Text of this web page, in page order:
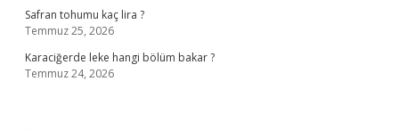
Safran tohumu kaç lira ?
Temmuz 25, 2026
Karaciğerde leke hangi bölüm bakar ?
Temmuz 24, 2026